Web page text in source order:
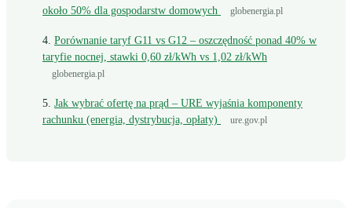
około 50% dla gospodarstw domowych globenergia.pl
Porównanie taryf G11 vs G12 – oszczędność ponad 40% w
taryfie nocnej, stawki 0,60 zł/kWh vs 1,02 zł/kWh
globenergia.pl
Jak wybrać ofertę na prąd – URE wyjaśnia komponenty
rachunku (energia, dystrybucja, opłaty)
ure.gov.pl